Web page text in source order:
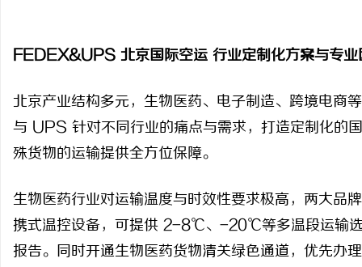
FEDEX&UPS 北京国际空运 行业定制化方案与专业
北京产业结构多元，生物医药、电子制造、跨境电
与 UPS 针对不同行业的痛点与需求，打造定制化的
殊货物的运输提供全方位保障。
生物医药行业对运输温度与时效性要求极高，两大品
携式温控设备，可提供 2-8℃、-20℃等多温段运输选
报告。同时开通生物医药货物清关绿色通道，优先办